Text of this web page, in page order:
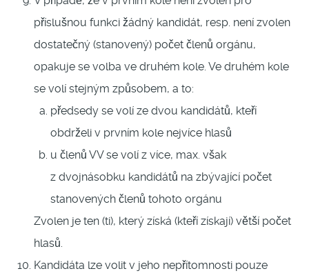
příslušnou funkci žádný kandidát, resp. není zvolen
dostatečný (stanovený) počet členů orgánu,
opakuje se volba ve druhém kole. Ve druhém kole
se volí stejným způsobem, a to:
předsedy se volí ze dvou kandidátů, kteří
obdrželi v prvním kole nejvíce hlasů
u členů VV se volí z více, max. však
z dvojnásobku kandidátů na zbývající počet
stanovených členů tohoto orgánu
Zvolen je ten (ti), který získá (kteří získají) větší počet
hlasů.
Kandidáta lze volit v jeho nepřítomnosti pouze